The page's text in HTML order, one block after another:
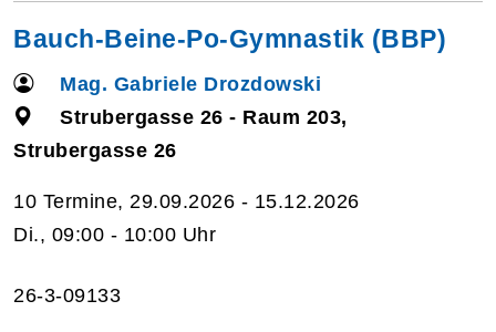
Bauch-Beine-Po-Gymnastik (BBP)
Mag. Gabriele Drozdowski
Strubergasse 26 - Raum 203,
Strubergasse 26
10 Termine, 29.09.2026 - 15.12.2026
Di., 09:00 - 10:00 Uhr
26-3-09133